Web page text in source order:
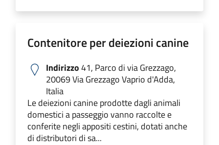
Contenitore per deiezioni canine
Indirizzo41, Parco di via Grezzago,
20069 Via Grezzago Vaprio d'Adda,
Italia
Le deiezioni canine prodotte dagli animali
domestici a passeggio vanno raccolte e
conferite negli appositi cestini, dotati anche
di distributori di sa...